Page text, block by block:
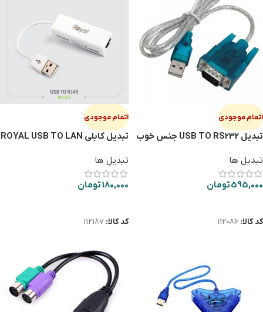
اتمام موجودی
تبدیل USB TO RS232 جنس خوب
تبدیل ها
595,000تومان
کد کالا: 112086
اتمام موجودی
تبدیل کابلی ROYAL USB TO LAN
تبدیل ها
180,000تومان
کد کالا: 112187